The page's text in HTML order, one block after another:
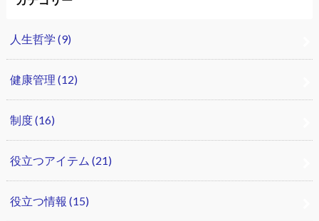
人生哲学 (9)
健康管理 (12)
制度(16)
役立つアイテム (21)
役立つ情報 (15)